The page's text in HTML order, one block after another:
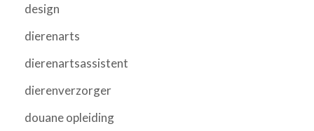
design
dierenarts
dierenartsassistent
dierenverzorger
douane opleiding